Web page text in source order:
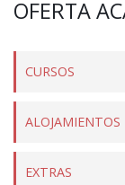
OFERTA
CURSOS
ALOJAMIENTOS
EXTRAS